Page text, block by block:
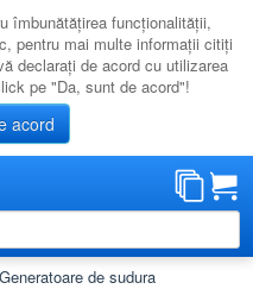
îmbunătăţirea funcţionalităţii,
pentru mai multe informaţii citiţi
declaraţi de acord cu utilizarea
pe "Da, sunt de acord"!
acord
Generatoare de sudura